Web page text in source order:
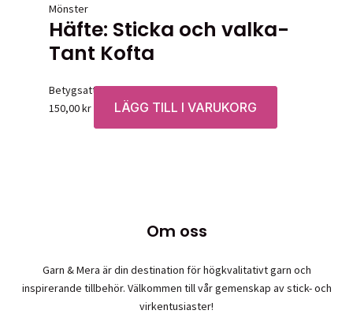
Mönster
Häfte: Sticka och valka-
Tant Kofta
Betygsatt0av 5
150,00kr LÄGG TILL I VARUKORG
Om oss
Garn & Mera är din destination för högkvalitativt garn och
inspirerande tillbehör. Välkommen till vår gemenskap av stick- och
virkentusiaster!